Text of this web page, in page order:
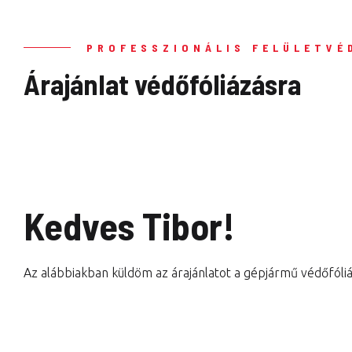
PROFESSZIONÁLIS
Árajánlat védőfóliázásra
Kedves Tibor!
Az alábbiakban küldöm az árajánlatot a gépjármű